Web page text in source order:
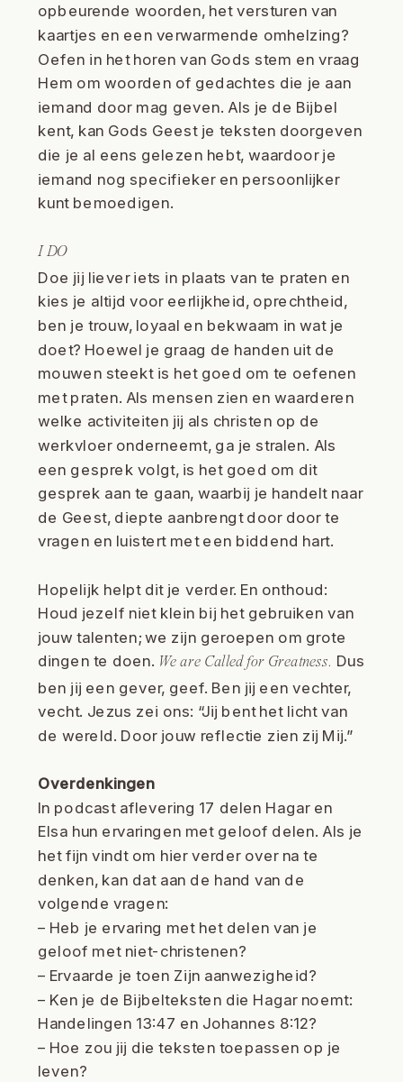
opbeurende woorden, het versturen van
kaartjes en een verwarmende omhelzing?
Oefen in het horen van Gods stem en vraag
Hem om woorden of gedachtes die je aan
iemand door mag geven. Als je de Bijbel
kent, kan Gods Geest je teksten doorgeven
die je al eens gelezen hebt, waardoor je
iemand nog specifieker en persoonlijker
kunt bemoedigen.
I DO
Doe jij liever iets in plaats van te praten en
kies je altijd voor eerlijkheid, oprechtheid,
ben je trouw, loyaal en bekwaam in wat je
doet? Hoewel je graag de handen uit de
mouwen steekt is het goed om te oefenen
met praten. Als mensen zien en waarderen
welke activiteiten jij als christen op de
werkvloer onderneemt, ga je stralen. Als
een gesprek volgt, is het goed om dit
gesprek aan te gaan, waarbij je handelt naar
de Geest, diepte aanbrengt door door te
vragen en luistert met een biddend hart.
Hopelijk helpt dit je verder. En onthoud:
Houd jezelf niet klein bij het gebruiken van
jouw talenten; we zijn geroepen om grote
dingen te doen. We are Called for Greatness. Dus
ben jij een gever, geef. Ben jij een vechter,
vecht. Jezus zei ons: “Jij bent het licht van
de wereld. Door jouw reflectie zien zij Mij.”
Overdenkingen
In podcast aflevering 17 delen Hagar en
Elsa hun ervaringen met geloof delen. Als je
het fijn vindt om hier verder over na te
denken, kan dat aan de hand van de
volgende vragen:
– Heb je ervaring met het delen van je
geloof met niet-christenen?
– Ervaarde je toen Zijn aanwezigheid?
– Ken je de Bijbelteksten die Hagar noemt:
Handelingen 13:47 en Johannes 8:12?
– Hoe zou jij die teksten toepassen op je
leven?